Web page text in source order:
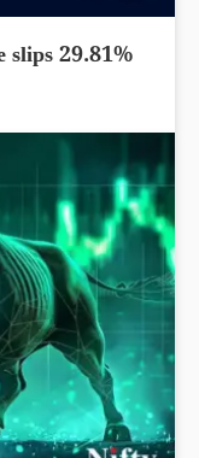
slips 29.81%